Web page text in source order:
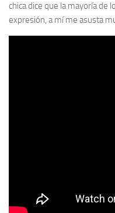
chica dice que la mayoría de
expresión, a mí me asusta